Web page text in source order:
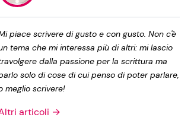
Privacy Policy
piace scrivere di gusto e con gusto. Non c'è
tema che mi interessa più di altri: mi lascio
dalla passione per la scrittura ma
solo di cose di cui penso di poter parlare,
meglio scrivere!
articoli →